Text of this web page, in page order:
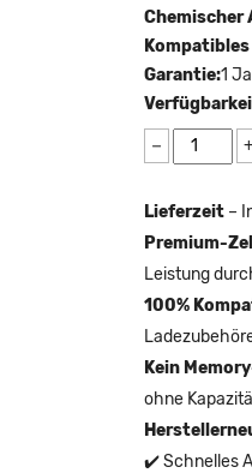
Chemischer
Garantie:1
− +
Lieferzeit –
Premium-
Leistung
100%
Kein
ohne
✔️ Schnelles